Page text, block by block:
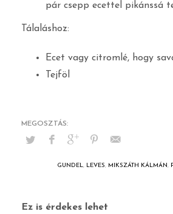
pár csepp ecettel pikánssá
Tálaláshoz:
Ecet vagy citromlé, hogy
Tejföl
GUNDEL, LEVES, MIKSZÁTH KÁLMÁN,
Ez is érdekes lehet